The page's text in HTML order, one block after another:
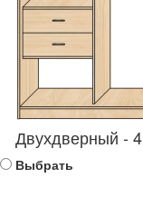
Двухдверный - 4
Выбрать